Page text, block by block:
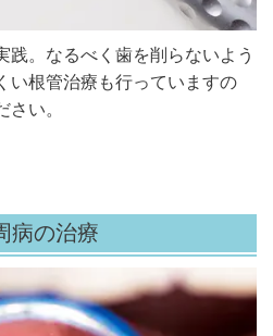
践。なるべく歯を削らないよう
い根管治療も行っていますの
い。
病の治療